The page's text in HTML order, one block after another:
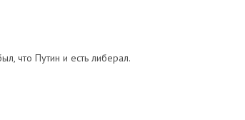
что Путин и есть либерал.